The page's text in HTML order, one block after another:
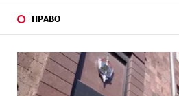
ПРАВО